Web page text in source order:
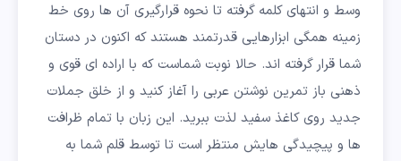
وسط و انتهای کلمه گرفته تا نحوه قرارگیری آن ها روی خط
زمینه همگی ابزارهایی قدرتمند هستند که اکنون در دستان
شما قرار گرفته اند. حالا نوبت شماست که با اراده ای قوی و
ذهنی باز تمرین نوشتن عربی را آغاز کنید و از خلق جملات
جدید روی کاغذ سفید لذت ببرید. این زبان با تمام ظرافت
ها و پیچیدگی هایش منتظر است تا توسط قلم شما به